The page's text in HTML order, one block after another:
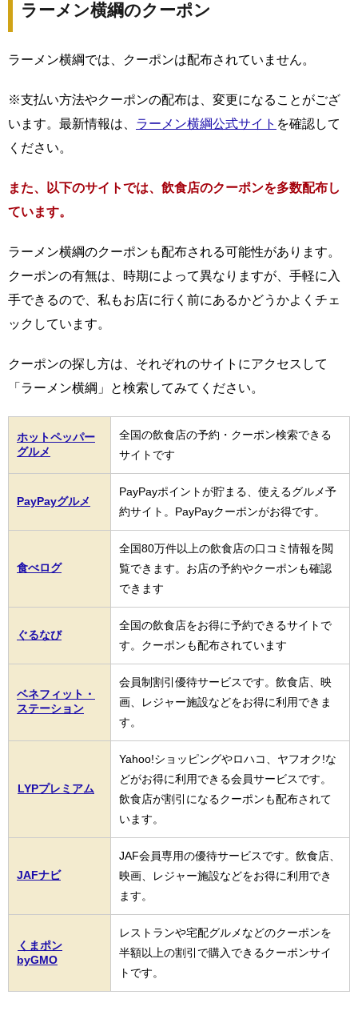
ラーメン横綱のクーポン
ラーメン横綱では、クーポンは配布されていません。
※支払い方法やクーポンの配布は、変更になることがござ
います。最新情報は、 ラーメン横綱公式サイト を確認して
ください。
また、以下のサイトでは、飲食店のクーポンを多数配布し
ています。
ラーメン横綱のクーポンも配布される可能性があります。
クーポンの有無は、時期によって異なりますが、手軽に入
手できるので、私もお店に行く前にあるかどうかよくチェ
ックしています。
クーポンの探し方は、それぞれのサイトにアクセスして
「ラーメン横綱」と検索してみてください。
ホットペッパー
グルメ
全国の飲食店の予約・クーポン検索できる
サイトです
PayPayグルメ
PayPayポイントが貯まる、使えるグルメ予
約サイト。PayPayクーポンがお得です。
食べログ
全国80万件以上の飲食店の口コミ情報を閲
覧できます。お店の予約やクーポンも確認
できます
ぐるなび
全国の飲食店をお得に予約できるサイトで
す。クーポンも配布されています
ベネフィット・
ステーション
会員制割引優待サービスです。飲食店、映
画、レジャー施設などをお得に利用できま
す。
LYPプレミアム
Yahoo!ショッピングやロハコ、ヤフオク!な
どがお得に利用できる会員サービスです。
飲食店が割引になるクーポンも配布されて
います。
JAFナビ
JAF会員専用の優待サービスです。飲食店、
映画、レジャー施設などをお得に利用でき
ます。
くまポン
byGMO
レストランや宅配グルメなどのクーポンを
半額以上の割引で購入できるクーポンサイ
トです。